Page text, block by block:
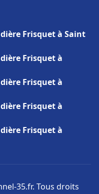
Frisquet à Saint
Frisquet à
Frisquet à
Frisquet à
Frisquet à
35.fr. Tous droits